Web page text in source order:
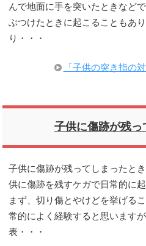
んで地面に手を突いたときなど
ぶつけたときに起こることもあ
り・・・
「子供の突き指の
子供に傷跡が残っ
子供に傷跡が残ってしまったと
供に傷跡を残すケガで日常的に
まず、切り傷とやけどを挙げる
常的によく経験すると思います
表・・・